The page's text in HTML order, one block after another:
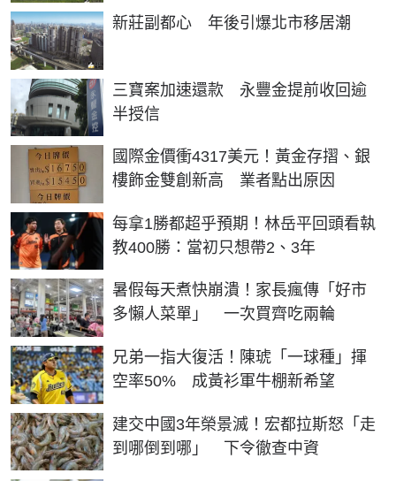
新莊副都心 年後引爆北市移居潮
三寶案加速還款 永豐金提前收回逾
半授信
國際金價衝4317美元！黃金存摺、銀
樓飾金雙創新高 業者點出原因
每拿1勝都超乎預期！林岳平回頭看執
教400勝：當初只想帶2、3年
暑假每天煮快崩潰！家長瘋傳「好市
多懶人菜單」 一次買齊吃兩輪
兄弟一指大復活！陳琥「一球種」揮
空率50% 成黃衫軍牛棚新希望
建交中國3年榮景滅！宏都拉斯怒「走
到哪倒到哪」 下令徹查中資